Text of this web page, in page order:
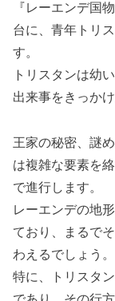
『レーエンデ国
台に、青年トリ
す。
トリスタンは幼
出来事をきっか
王家の秘密、謎
は複雑な要素を
で進行します。
レーエンデの地
ており、まるで
わえるでしょう。
特に、トリスタ